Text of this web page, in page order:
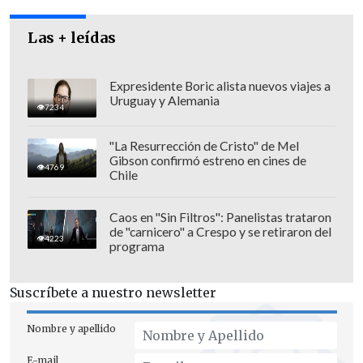
Elnuevo incidente
investigación de los distintos artefactos
semanas en distintos puntos de la
capital.
Juicio oral
Respecto al juicio oral que se inició este
lunes, Núñez manifestó que "al
Ministerio Público le interesa que el
trámite procesal de esta causa sea sin
nosotros ofreceremos la prueba para
formar la convicción en el tribunal de la
participación de los imputados".
Las + leídas
7234
Expresidente Boric alista nuevos viajes a
Uruguay y Alemania
4769
"La Resurrección de Cristo" de Mel
Gibson confirmó estreno en cines de
Chile
4223
Caos en "Sin Filtros": Panelistas trataron
de "carnicero" a Crespo y se retiraron del
programa
Suscríbete a nuestro newsletter
Nombre y apellido
E-mail